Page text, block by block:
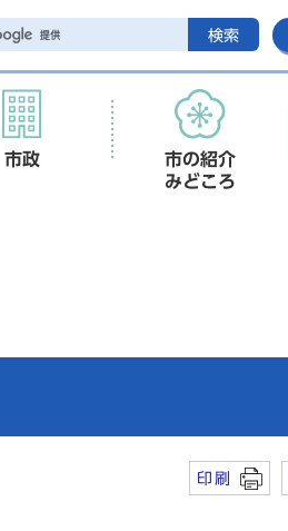
検索
市政
市の紹介
みどころ
印刷